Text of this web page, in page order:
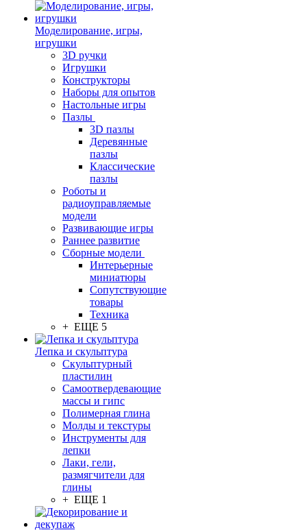
Моделирование, игры,
игрушки
3D ручки
Игрушки
Конструкторы
Наборы для опытов
Настольные игры
Пазлы
3D пазлы
Деревянные
пазлы
Классические
пазлы
Роботы и
радиоуправляемые
модели
Развивающие игры
Раннее развитие
Сборные модели
Интерьерные
миниатюры
Сопутствующие
товары
Техника
+ ЕЩЕ 5
Лепка и скульптура
Скульптурный
пластилин
Самоотвердевающие
массы и гипс
Полимерная глина
Молды и текстуры
Инструменты для
лепки
Лаки, гели,
размягчители для
глины
+ ЕЩЕ 1